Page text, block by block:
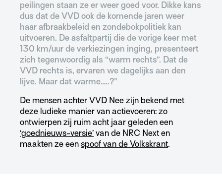
peilingen staan ze er weer goed voor. Dikke kans
dus dat de VVD ook de komende jaren weer
haar afbraakbeleid en zondebokpolitiek kan
uitvoeren. De asfaltpartij die de vorige keer met
130 km/uur de verkiezingen inging, presenteert
zich tegenwoordig als “warm rechts”. Dat de
VVD rechts is, ervaren we dagelijks aan den
lijve. Maar dat warme…..?”
De mensen achter VVD Nee zijn bekend met
deze ludieke manier van actievoeren: zo
ontwierpen zij ruim acht jaar geleden een
‘goednieuws-versie’ van de NRC Next en
maakten ze een spoof van de Volkskrant.